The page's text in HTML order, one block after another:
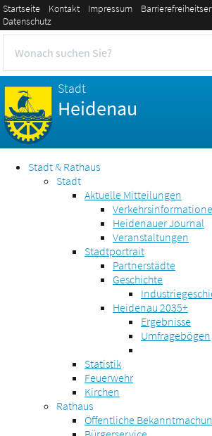
Startseite Kontakt Impressum
Datenschutz
Stadt
Heidenau
Stadt & Rathaus
Stadt
Aktuelle Mitteilungen
Heidenauer Journal
Veranstaltungen
Stadtportrait
Partnerstädte
Geschichte
Heidenau 2035+
Ergebnisse
Umfragebögen
Statistik
Feuerwehr
Kirchen
Rathaus
Öffentliche